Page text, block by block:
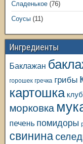
Сладенькое (76)
Соусы (11)
Ингредиенты
Баклажан
горошек гречка грибы
картошка
морковка
печень помидоры
свинина